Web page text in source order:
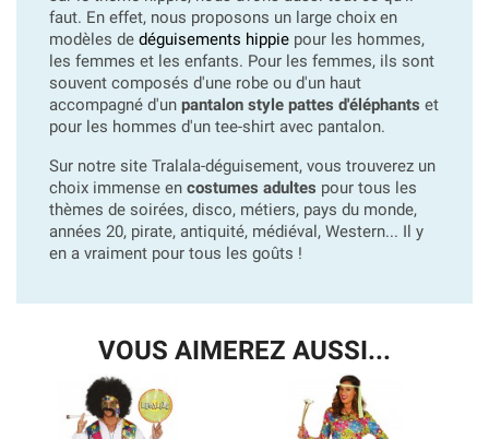
faut. En effet, nous proposons un large choix en
modèles de déguisements hippie pour les hommes,
les femmes et les enfants. Pour les femmes, ils sont
souvent composés d'une robe ou d'un haut
accompagné d'un pantalon style pattes d'éléphants et
pour les hommes d'un tee-shirt avec pantalon.
Sur notre site Tralala-déguisement, vous trouverez un
choix immense en costumes adultes pour tous les
thèmes de soirées, disco, métiers, pays du monde,
années 20, pirate, antiquité, médiéval, Western... Il y
en a vraiment pour tous les goûts !
VOUS AIMEREZ AUSSI...